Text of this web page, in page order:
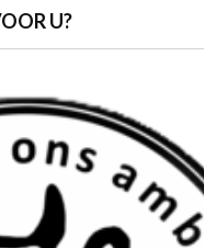
U?